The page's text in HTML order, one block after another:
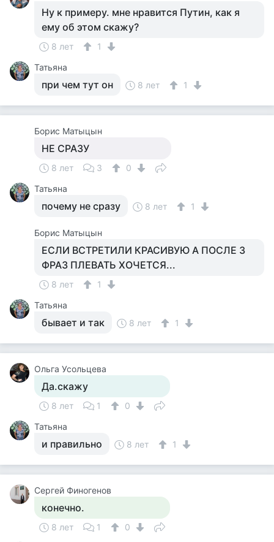
Ну к примеру. мне нравится Путин, как я
ему об этом скажу?
8 лет
1
Татьяна
при чем тут он 8 лет 1
Борис Матыцын
НЕ СРАЗУ
8 лет 3
0
Татьяна
почему не сразу 8 лет 1
Борис Матыцын
ЕСЛИ ВСТРЕТИЛИ КРАСИВУЮ А ПОСЛЕ 3
ФРАЗ ПЛЕВАТЬ ХОЧЕТСЯ...
8 лет
1
Татьяна
бывает и так 8 лет 1
Ольга Усольцева
Да.скажу
8 лет 1
0
Татьяна
и правильно 8 лет 1
Сергей Финогенов
конечно.
8 лет 1
0